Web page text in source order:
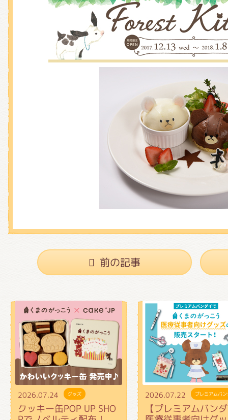
前の記事
2026.07.24 グッズ
クッキー缶POP UP SHO
2026.07.22 プレミアムバ
【プレミアムバン